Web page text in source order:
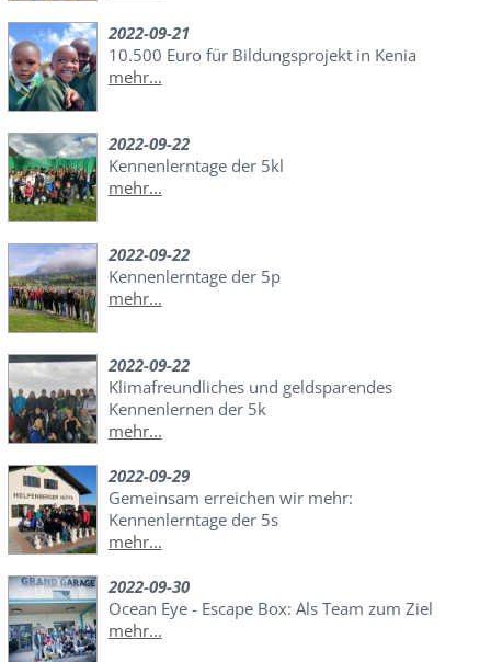
2022-09-21
10.500 Euro für Bildungsprojekt in Kenia
mehr...
2022-09-22
Kennenlerntage der 5kl
mehr...
2022-09-22
Kennenlerntage der 5p
mehr...
2022-09-22
Klimafreundliches und geldsparendes
Kennenlernen der 5k
mehr...
2022-09-29
Gemeinsam erreichen wir mehr:
Kennenlerntage der 5s
mehr...
2022-09-30
Ocean Eye - Escape Box: Als Team zum Ziel
mehr...